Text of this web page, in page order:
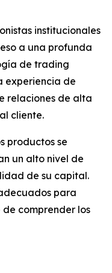
institucionales
a una profunda
de trading
experiencia de
relaciones de alta
cliente.
productos se
un alto nivel de
de su capital.
para
comprender los